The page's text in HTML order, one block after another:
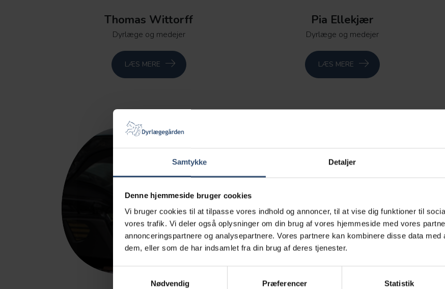
Samtykke Detaljer
Denne hjemmeside bruger cookies
Vi bruger cookies til at tilpasse vores indhold og annoncer, til at vise dig funktioner til
vores trafik. Vi deler også oplysninger om din brug af vores hjemmeside med vores
annonceringspartnere og analysepartnere. Vores partnere kan kombinere disse data med
dem, eller som de har indsamlet fra din brug af deres tjenester.
Samtykkevalg
Nødvendig
Præferencer Statistik
Thomas Wittorff
Dyrlæge og medejer
LÆS MERE
Pia Ellekjær
Dyrlæge og medejer
LÆS MERE